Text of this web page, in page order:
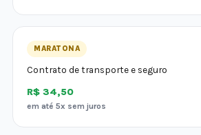
MARATONA
Contrato de transporte e seguro
R$ 34,50
em até 5x sem juros